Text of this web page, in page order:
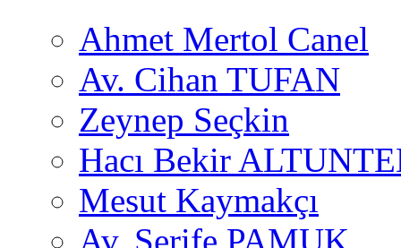
Ahmet Mertol Canel
Av. Cihan TUFAN
Zeynep Seçkin
Hacı Bekir
Mesut Kaymakçı
Av. Şerife PAMUK